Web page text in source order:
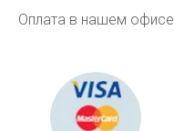
Оплата в нашем офисе